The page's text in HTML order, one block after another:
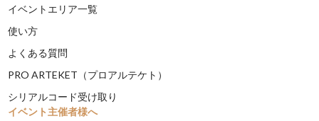
イベントエリア一覧
使い方
よくある質問
PRO ARTEKET（プロアルテケト）
シリアルコード受け取り
イベント主催者様へ